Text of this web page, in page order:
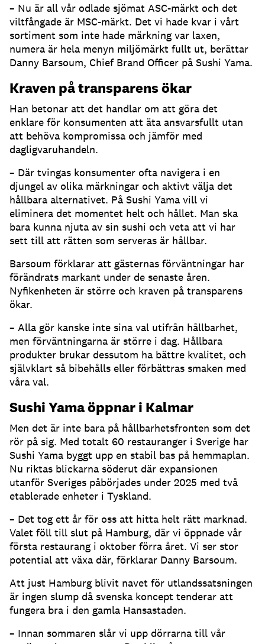
– Nu är all vår odlade sjömat ASC-märkt och det
viltfångade är MSC-märkt. Det vi hade kvar i vårt
sortiment som inte hade märkning var laxen,
numera är hela menyn miljömärkt fullt ut, berättar
Danny Barsoum, Chief Brand Officer på Sushi Yama.
Kraven på transparens ökar
Han betonar att det handlar om att göra det
enklare för konsumenten att äta ansvarsfullt utan
att behöva kompromissa och jämför med
dagligvaruhandeln.
– Där tvingas konsumenter ofta navigera i en
djungel av olika märkningar och aktivt välja det
hållbara alternativet. På Sushi Yama vill vi
eliminera det momentet helt och hållet. Man ska
bara kunna njuta av sin sushi och veta att vi har
sett till att rätten som serveras är hållbar.
Barsoum förklarar att gästernas förväntningar har
förändrats markant under de senaste åren.
Nyfikenheten är större och kraven på transparens
ökar.
– Alla gör kanske inte sina val utifrån hållbarhet,
men förväntningarna är större i dag. Hållbara
produkter brukar dessutom ha bättre kvalitet, och
självklart så bibehålls eller förbättras smaken med
våra val.
Sushi Yama öppnar i Kalmar
Men det är inte bara på hållbarhetsfronten som det
rör på sig. Med totalt 60 restauranger i Sverige har
Sushi Yama byggt upp en stabil bas på hemmaplan.
Nu riktas blickarna söderut där expansionen
utanför Sveriges påbörjades under 2025 med två
etablerade enheter i Tyskland.
– Det tog ett år för oss att hitta helt rätt marknad.
Valet föll till slut på Hamburg, där vi öppnade vår
första restaurang i oktober förra året. Vi ser stor
potential att växa där, förklarar Danny Barsoum.
Att just Hamburg blivit navet för utlandssatsningen
är ingen slump då svenska koncept tenderar att
fungera bra i den gamla Hansastaden.
– Innan sommaren slår vi upp dörrarna till vår